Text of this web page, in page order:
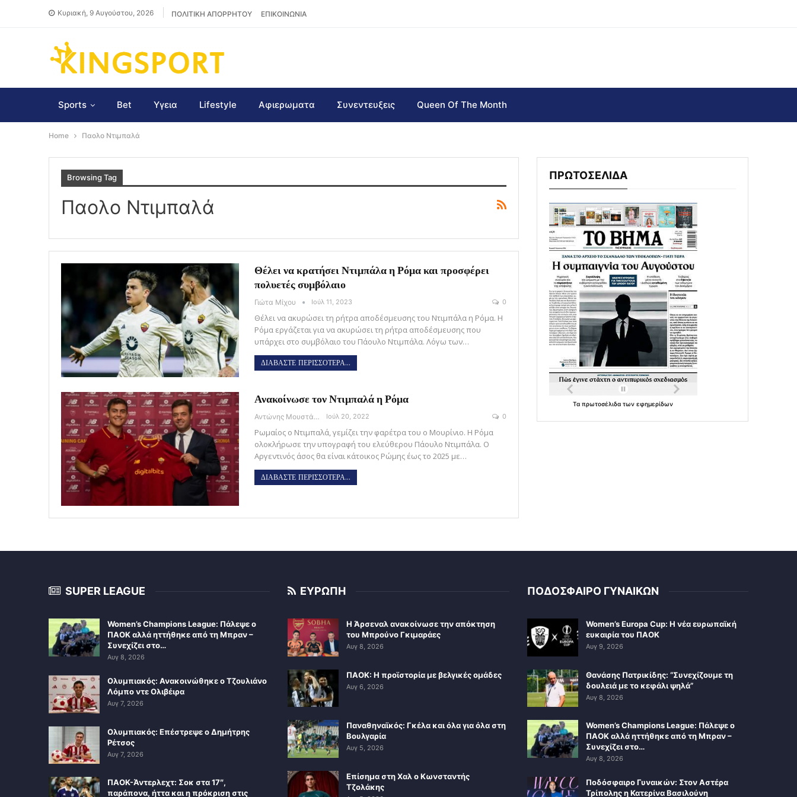
Κυριακή, 9 Αυγούστου, 2026 ΠΟΛΙΤΙΚΗ ΑΠΟΡΡΗΤΟΥ ΕΠΙΚΟΙΝΩΝΙΑ
Sports Bet Υγεια Lifestyle Αφιερωματα Συνεντευξεις Queen Of The Month
Home Παολο Ντιμπαλά
Browsing Tag
Παολο Ντιμπαλά
Θέλει να κρατήσει Ντιμπάλα η Ρόμα και προσφέρει
πολυετές συμβόλαιο
Γιώτα Μίχου Ιούλ 11, 2023 0
Θέλει να ακυρώσει τη ρήτρα αποδέσμευσης του Ντιμπάλα η Ρόμα. Η
Ρόμα εργάζεται για να ακυρώσει τη ρήτρα αποδέσμευσης που
υπάρχει στο συμβόλαιο του Πάουλο Ντιμπάλα. Λόγω των…
ΔΙΑΒΑΣΤΕ ΠΕΡΙΣΣΟΤΕΡΑ...
Ανακοίνωσε τον Ντιμπαλά η Ρόμα
Αντώνης Μουστάκας Ιούλ 20, 2022 0
Ρωμαίος ο Ντιμπαλά, γεμίζει την φαρέτρα του ο Μουρίνιο. Η Ρόμα
ολοκλήρωσε την υπογραφή του ελεύθερου Πάουλο Ντιμπάλα. Ο
Αργεντινός άσος θα είναι κάτοικος Ρώμης έως το 2025 με…
ΔΙΑΒΑΣΤΕ ΠΕΡΙΣΣΟΤΕΡΑ...
ΠΡΩΤΟΣΕΛΙΔΑ
Ταπρωτοσέλιδατωνεφημερίδων
SUPER LEAGUE
Women’s Champions League: Πάλεψε ο
ΠΑΟΚ αλλά ηττήθηκε από τη Μπραν –
Συνεχίζει στο…
Αυγ 8, 2026
Ολυμπιακός: Ανακοινώθηκε ο Τζουλιάνο
Λόμπο ντε Ολιβέιρα
Αυγ 7, 2026
Ολυμπιακός: Επέστρεψε ο Δημήτρης
Ρέτσος
Αυγ 7, 2026
ΠΑΟΚ-Άντερλεχτ: Σοκ στα 17″,
παράπονα, ήττα και η πρόκριση στις
ΕΥΡΩΠΗ
Η Άρσεναλ ανακοίνωσε την απόκτηση
του Μπρούνο Γκιμαράες
Αυγ 8, 2026
ΠΑΟΚ: Η προϊστορία με βελγικές ομάδες
Αυγ 6, 2026
Παναθηναϊκός: Γκέλα και όλα για όλα στη
Βουλγαρία
Αυγ 5, 2026
Επίσημα στη Χαλ ο Κωνσταντής
Τζολάκης
ΠΟΔΟΣΦΑΙΡΟ ΓΥΝΑΙΚΩΝ
Women’s Europa Cup: Η νέα ευρωπαϊκή
ευκαιρία του ΠΑΟΚ
Αυγ 9, 2026
Θανάσης Πατρικίδης: “Συνεχίζουμε τη
δουλειά με το κεφάλι ψηλά”
Αυγ 8, 2026
Women’s Champions League: Πάλεψε ο
ΠΑΟΚ αλλά ηττήθηκε από τη Μπραν –
Συνεχίζει στο…
Αυγ 8, 2026
Ποδόσφαιρο Γυναικών: Στον Αστέρα
Τρίπολης η Κατερίνα Βασιλούνη